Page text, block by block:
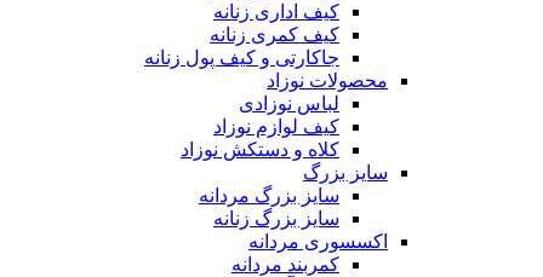
کیف اداری زنانه
کیف کمری زنانه
جاکارتی و کیف پول زنانه
محصولات نوزاد
لباس نوزادی
کیف لوازم نوزاد
کلاه و دستکش نوزاد
سایز بزرگ
سایز بزرگ مردانه
سایز بزرگ زنانه
اکسسوری مردانه
کمربند مردانه